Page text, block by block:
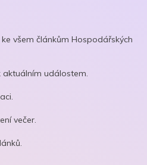
všem článkům Hospodářských
událostem.
večer.